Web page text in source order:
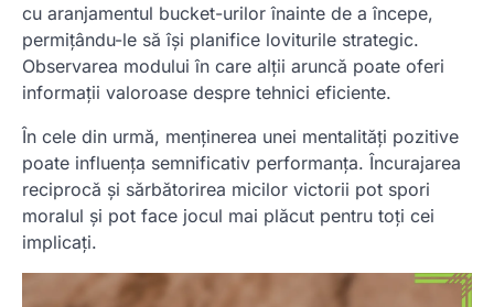
cu aranjamentul bucket-urilor înainte de a începe,
permițându-le să își planifice loviturile strategic.
Observarea modului în care alții aruncă poate oferi
informații valoroase despre tehnici eficiente.
În cele din urmă, menținerea unei mentalități pozitive
poate influența semnificativ performanța. Încurajarea
reciprocă și sărbătorirea micilor victorii pot spori
moralul și pot face jocul mai plăcut pentru toți cei
implicați.